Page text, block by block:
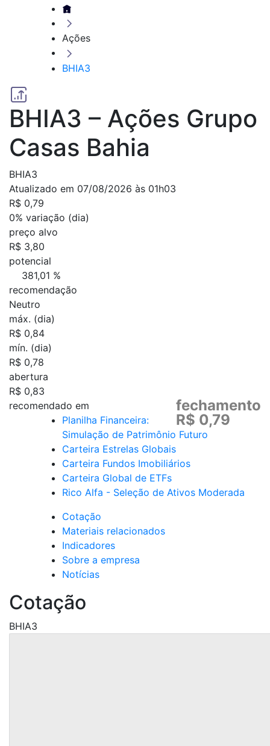
Ações
BHIA3
BHIA3 – Ações Grupo
Casas Bahia
BHIA3
Atualizado em 07/08/2026 às 01h03
R$ 0,79
0% variação (dia)
preço alvo
R$ 3,80
potencial
381,01 %
recomendação
Neutro
máx. (dia)
R$ 0,84
mín. (dia)
R$ 0,78
abertura
R$ 0,83
fechamento
R$ 0,79
recomendado em
Planilha Financeira:
Simulação de Patrimônio Futuro
Carteira Estrelas Globais
Carteira Fundos Imobiliários
Carteira Global de ETFs
Rico Alfa - Seleção de Ativos Moderada
Cotação
Materiais relacionados
Indicadores
Sobre a empresa
Notícias
Cotação
BHIA3